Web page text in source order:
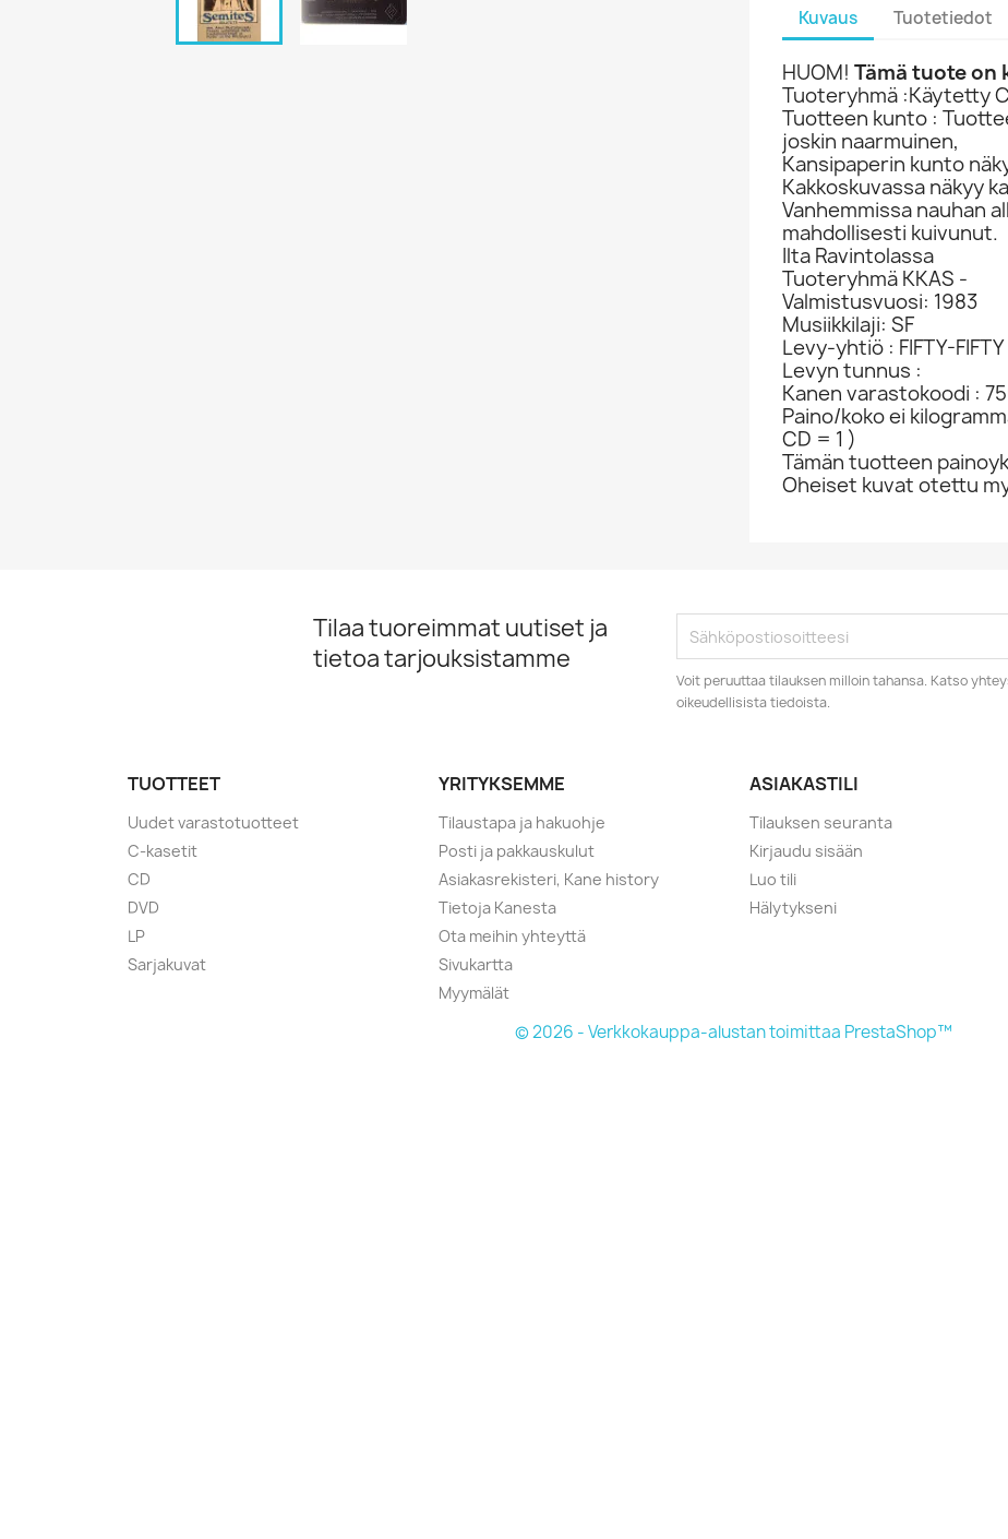
Kuvaus Tuotetiedot
HUOM! Tämä tuote on
Tuoteryhmä :Käytetty
Tuotteen kunto :
joskin naarmuinen,
Kansipaperin kunto
Kakkoskuvassa näkyy
Vanhemmissa nauhan
mahdollisesti kuivunut.
Ilta Ravintolassa
Tuoteryhmä KKAS -
Valmistusvuosi: 1983
Musiikkilaji: SF
Levy-yhtiö : FIFTY-FIFTY
Levyn tunnus :
Kanen varastokoodi :
Paino/koko ei
CD = 1 )
Tämän tuotteen
Oheiset kuvat otettu
Tilaa tuoreimmat uutiset ja
tietoa tarjouksistamme
Voit peruuttaa tilauksen milloin tahansa. Katso
oikeudellisista tiedoista.
TUOTTEET
Uudet varastotuotteet
C-kasetit
CD
DVD
LP
Sarjakuvat
YRITYKSEMME
Tilaustapa ja hakuohje
Posti ja pakkauskulut
Asiakasrekisteri, Kane history
Tietoja Kanesta
Ota meihin yhteyttä
Sivukartta
Myymälät
ASIAKASTILI
Tilauksen seuranta
Kirjaudu sisään
Luo tili
Hälytykseni
© 2026 - Verkkokauppa-alustan toimittaa PrestaShop™